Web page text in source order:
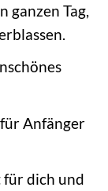
ganzen Tag,
Anfänger
für dich und